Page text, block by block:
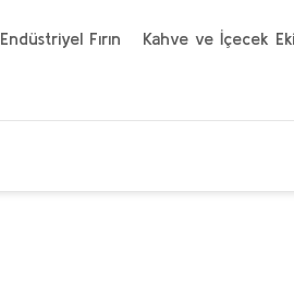
Endüstriyel Fırın Kahve ve İçecek